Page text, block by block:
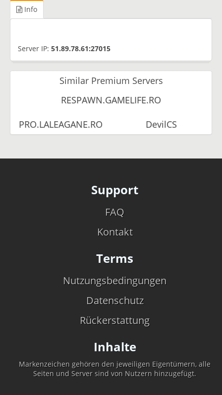
Info
Server IP: 51.89.78.61:27015
Similar Premium Servers
RESPAWN.GAMELIFE.RO
PRO.LALEAGANE.RO DevilCS
Support
FAQ
Kontakt
Terms
Nutzungsbedingungen
Datenschutz
Rückerstattung
Inhalte
Markenzeichen gehören den jeweiligen Eigentümern, alle
Seiten und Server sind von Nutzern hinzugefügt.